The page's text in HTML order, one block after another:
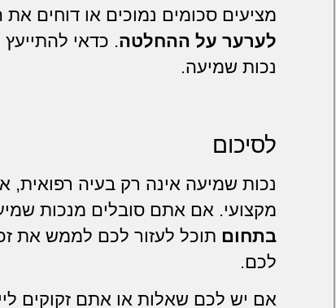
מציעים סכומים נמוכים או דוחים
לערער על ההחלטה. כדאי
נכות שמיעה.
לסיכום
נכות שמיעה אינה רק בעיה רפואית,
מקצועי. אם אתם סובלים מנכות
בתחום תוכל לעזור לכם לממש את
לכם.
אם יש לכם שאלות או אתם זקוקים